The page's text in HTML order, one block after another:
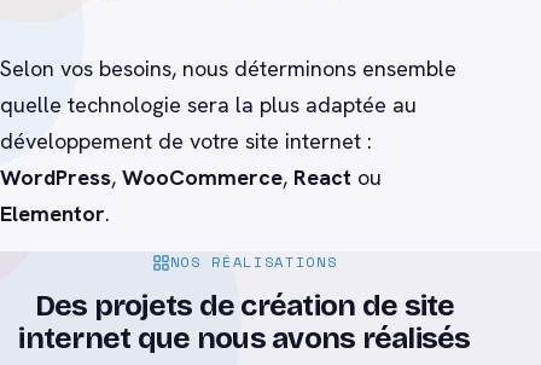
Selon vos besoins, nous déterminons ensemble
quelle technologie sera la plus adaptée au
développement de votre site internet :
WordPress, WooCommerce, React ou
Elementor.
NOS RÉALISATIONS
Des projets de création de site
internet que nous avons réalisés